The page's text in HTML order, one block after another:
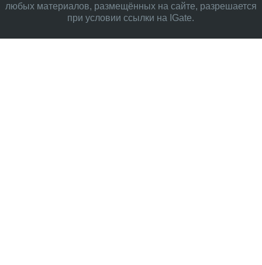
любых материалов, размещённых на сайте, разрешается
при условии ссылки на IGate.